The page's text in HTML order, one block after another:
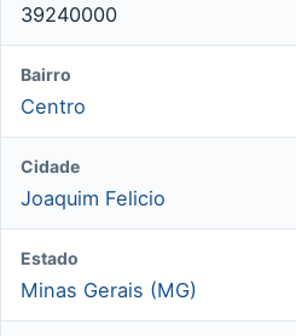
39240000
Bairro
Centro
Cidade
Joaquim Felicio
Estado
Minas Gerais (MG)